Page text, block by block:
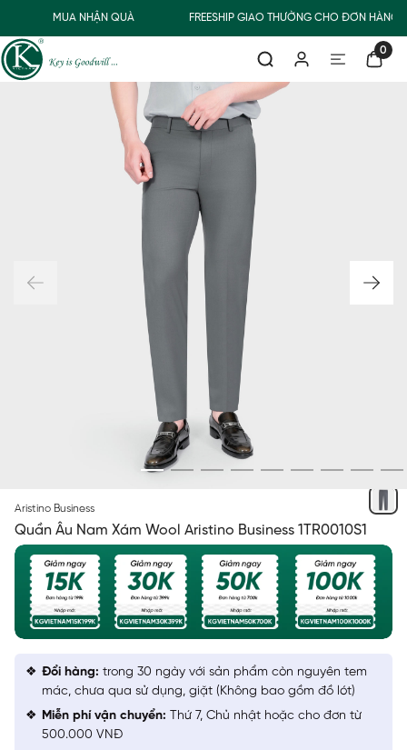
MUA NHẬN QUÀ FREESHIP GIAO THƯỜNG CHO ĐƠN HÀNG
0
Aristino Business
Quần Âu Nam Xám Wool Aristino Business 1TR0010S1
Đổi hàng: trong 30 ngày với sản phẩm còn nguyên tem
mác, chưa qua sử dụng, giặt (Không bao gồm đồ lót)
Miễn phí vận chuyển: Thứ 7, Chủ nhật hoặc cho đơn từ
500.000 VNĐ